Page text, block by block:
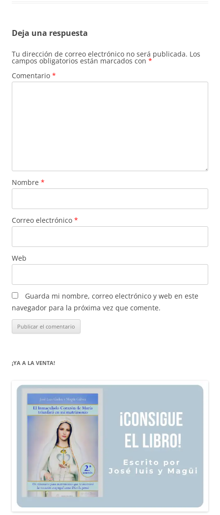
Deja una respuesta
Tu dirección de correo electrónico no será publicada. Los
campos obligatorios están marcados con *
Comentario *
Nombre *
Correo electrónico *
Web
Guarda mi nombre, correo electrónico y web en este
navegador para la próxima vez que comente.
¡YA A LA VENTA!